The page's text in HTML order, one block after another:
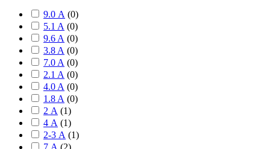
9.0 А (0)
5.1 A (0)
9.6 A (0)
3.8 A (0)
7.0 A (0)
2.1 A (0)
4.0 A (0)
1.8 A (0)
2 А (1)
4 А (1)
2-3 А (1)
7 А (2)